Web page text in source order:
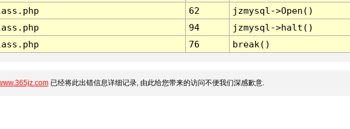
62
jzmysql->Open()
94
jzmysql->halt()
76 break()
已经将此出错信息详细记录, 由此给您带来的访问不便我们深感歉意.